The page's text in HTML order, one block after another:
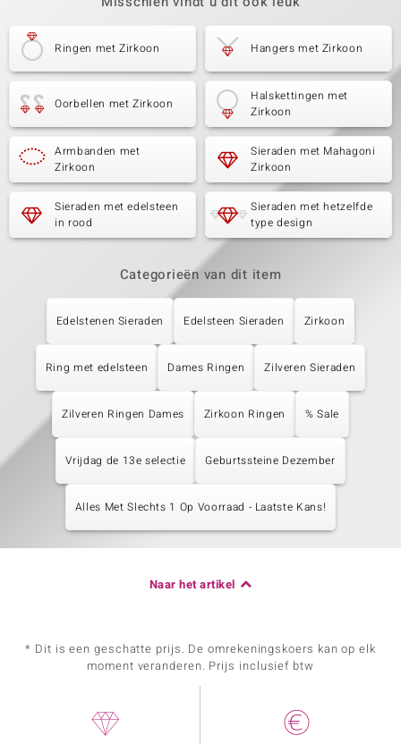
Ringen met Zirkoon Hangers met Zirkoon
Oorbellen met Zirkoon
Halskettingen met
Zirkoon
Armbanden met
Zirkoon
Sieraden met Mahagoni
Zirkoon
Sieraden met edelsteen
in rood
Sieraden met hetzelfde
type design
Categorieën van dit item
Edelstenen Sieraden Edelsteen Sieraden Zirkoon
Ring met edelsteen Dames Ringen Zilveren Sieraden
Zilveren Ringen Dames Zirkoon Ringen % Sale
Vrijdag de 13e selectie Geburtssteine Dezember
Alles Met Slechts 1 Op Voorraad - Laatste Kans!
Naar het artikel
* Dit is een geschatte prijs. De omrekeningskoers kan op elk
moment veranderen. Prijs inclusief btw